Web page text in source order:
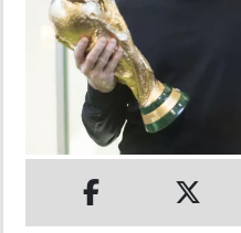
INSÓLITAS
MULTIMEDIA